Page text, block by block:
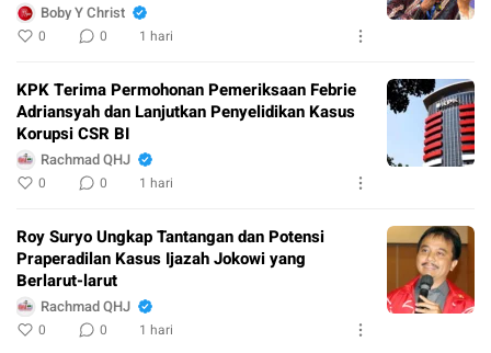
Boby Y Christ
0 0 1 hari
KPK Terima Permohonan Pemeriksaan Febrie
Adriansyah dan Lanjutkan Penyelidikan Kasus
Korupsi CSR BI
Rachmad QHJ
0 0 1 hari
Roy Suryo Ungkap Tantangan dan Potensi
Praperadilan Kasus Ijazah Jokowi yang
Berlarut-larut
Rachmad QHJ
0 0 1 hari